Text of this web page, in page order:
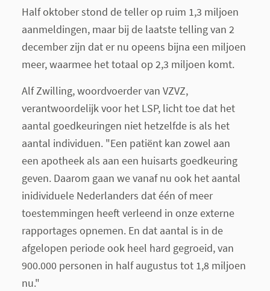
Half oktober stond de teller op ruim 1,3 miljoen
aanmeldingen, maar bij de laatste telling van 2
december zijn dat er nu opeens bijna een miljoen
meer, waarmee het totaal op 2,3 miljoen komt.
Alf Zwilling, woordvoerder van VZVZ,
verantwoordelijk voor het LSP, licht toe dat het
aantal goedkeuringen niet hetzelfde is als het
aantal individuen. "Een patiënt kan zowel aan
een apotheek als aan een huisarts goedkeuring
geven. Daarom gaan we vanaf nu ook het aantal
inidividuele Nederlanders dat één of meer
toestemmingen heeft verleend in onze externe
rapportages opnemen. En dat aantal is in de
afgelopen periode ook heel hard gegroeid, van
900.000 personen in half augustus tot 1,8 miljoen
nu."